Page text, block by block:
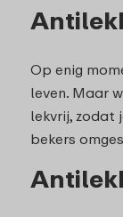
Op enig
leven. Maar
lekvrij, zodat
bekers